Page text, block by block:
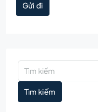
Gửi đi
Tìm kiếm